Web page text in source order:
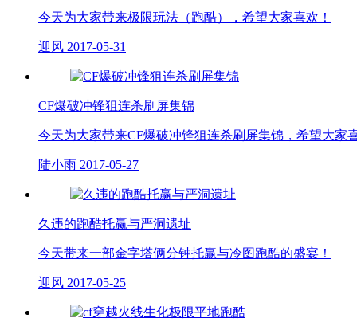
今天为大家带来极限玩法（跑酷），希望大家喜欢！
迎风 2017-05-31
CF爆破冲锋狙连杀刷屏集锦
今天为大家带来CF爆破冲锋狙连杀刷屏集锦，希望大家
陆小雨 2017-05-27
久违的跑酷托赢与严洞遗址
今天带来一部金字塔俩分钟托赢与冷图跑酷的盛宴！
迎风 2017-05-25